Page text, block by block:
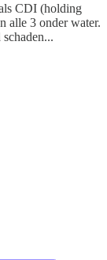
CDI (holding
alle 3 onder water.